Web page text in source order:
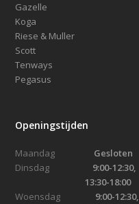
Gazelle
Koga
Riese & Muller
Scott
Tenways
Pegasus
Openingstijden
Maandag Gesloten
Dinsdag 9:00-12:30,
13:30-18:00
Woensdag
9:00-12:30,